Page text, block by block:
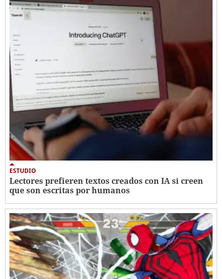
ESTUDIO
Lectores prefieren textos creados con IA si creen
que son escritas por humanos